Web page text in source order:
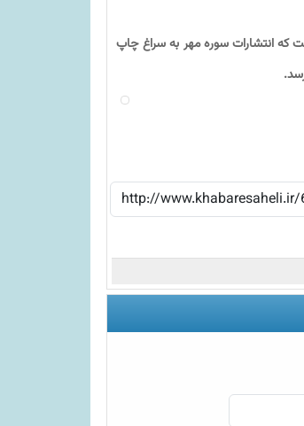
که انتشارات سوره مهر به سراغ چاپ